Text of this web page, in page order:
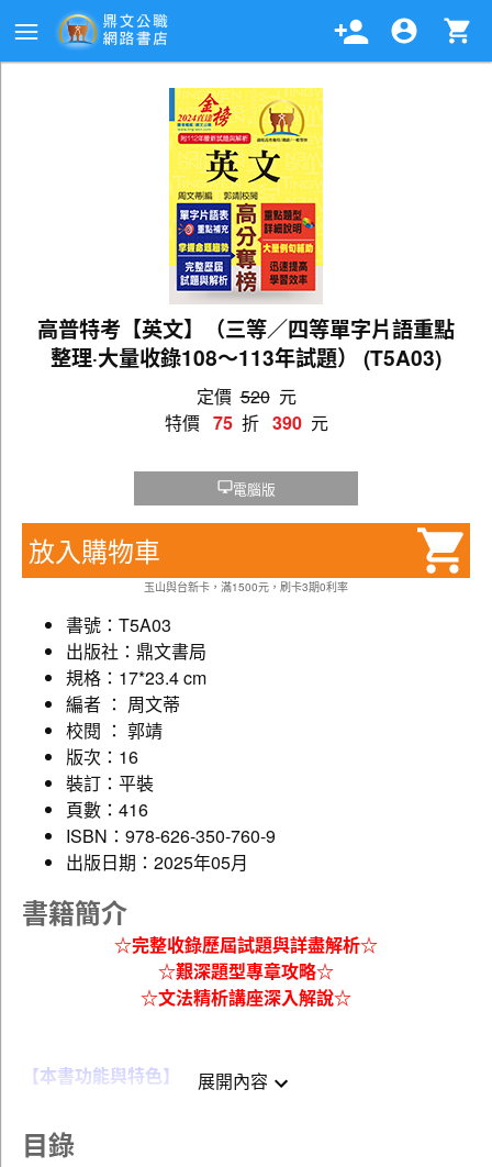
高普特考【英文】（三等／四等單字片語重點
整理‧大量收錄108～113年試題） (T5A03)
定價 520 元
特價 75 折 390 元
電腦版
放入購物車
玉山與台新卡，滿1500元，刷卡3期0利率
書號：T5A03
出版社：鼎文書局
規格：17*23.4 cm
編者 ： 周文蒂
校閱 ： 郭靖
版次：16
裝訂：平裝
頁數：416
ISBN：978-626-350-760-9
出版日期：2025年05月
書籍簡介
☆完整收錄歷屆試題與詳盡解析☆
☆艱深題型專章攻略☆
☆文法精析講座深入解說☆
【本書功能與特色】
系統化整理高普考以及地特三四等，最近幾年來高頻
展開內容
目錄